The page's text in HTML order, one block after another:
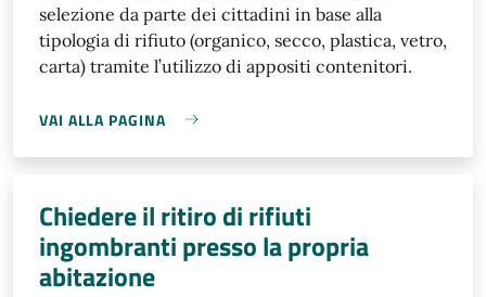
selezione da parte dei cittadini in base alla
tipologia di rifiuto (organico, secco, plastica, vetro,
carta) tramite l’utilizzo di appositi contenitori.
VAI ALLA PAGINA
Chiedere il ritiro di rifiuti
ingombranti presso la propria
abitazione